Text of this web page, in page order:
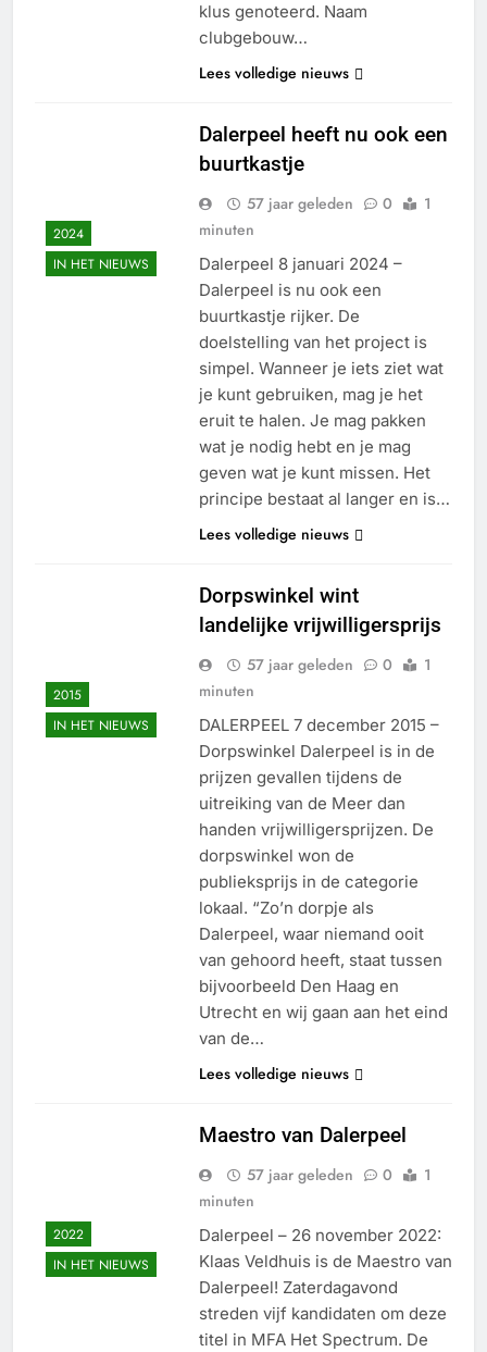
klus genoteerd. Naam
clubgebouw…
Lees volledige nieuws
2024
IN HET NIEUWS
Dalerpeel heeft nu ook een
buurtkastje
57 jaar geleden 0
1
minuten
Dalerpeel 8 januari 2024 –
Dalerpeel is nu ook een
buurtkastje rijker. De
doelstelling van het project is
simpel. Wanneer je iets ziet wat
je kunt gebruiken, mag je het
eruit te halen. Je mag pakken
wat je nodig hebt en je mag
geven wat je kunt missen. Het
principe bestaat al langer en is…
Lees volledige nieuws
2015
IN HET NIEUWS
Dorpswinkel wint
landelijke vrijwilligersprijs
57 jaar geleden 0
1
minuten
DALERPEEL 7 december 2015 –
Dorpswinkel Dalerpeel is in de
prijzen gevallen tijdens de
uitreiking van de Meer dan
handen vrijwilligersprijzen. De
dorpswinkel won de
publieksprijs in de categorie
lokaal. “Zo’n dorpje als
Dalerpeel, waar niemand ooit
van gehoord heeft, staat tussen
bijvoorbeeld Den Haag en
Utrecht en wij gaan aan het eind
van de…
Lees volledige nieuws
2022
IN HET NIEUWS
Maestro van Dalerpeel
57 jaar geleden 0
1
minuten
Dalerpeel – 26 november 2022:
Klaas Veldhuis is de Maestro van
Dalerpeel! Zaterdagavond
streden vijf kandidaten om deze
titel in MFA Het Spectrum. De